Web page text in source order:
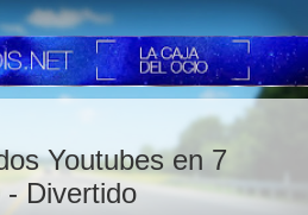
Youtubes en 7
- Divertido